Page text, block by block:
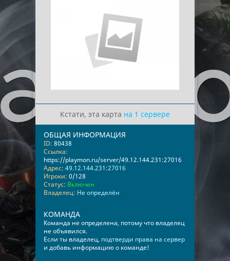
Кстати, эта карта на 1 сервере
ОБЩАЯ ИНФОРМАЦИЯ
ID: 80438
Ссылка:
https://playmon.ru/server/49.12.144.231:27016
Адрес: 49.12.144.231:27016
Игроки: 0/128
Статус: Включен
Владелец: Не определён
КОМАНДА
Команда не определена, потому что владелец
не объявился.
Если ты владелец, подтверди права на сервер
и добавь информацию о команде!